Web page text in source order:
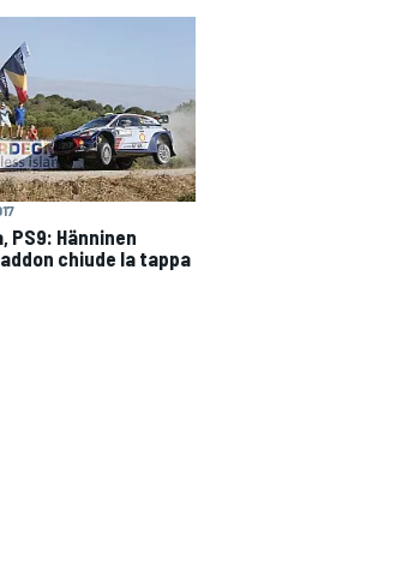
PS9: Hänninen
chiude la tappa